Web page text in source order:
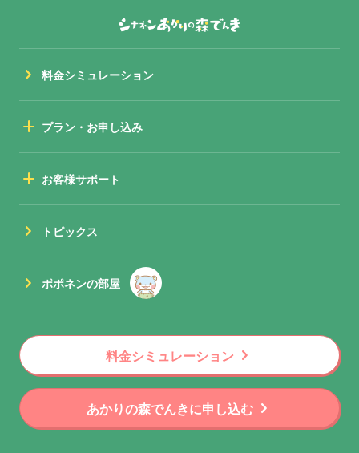
chevron_right 料金シミュレーション
add プラン・お申し込み
add お客様サポート
chevron_right トピックス
chevron_right ポポネンの部屋
料金シミュレーション chevron_right
あかりの森でんきに申し込む chevron_right